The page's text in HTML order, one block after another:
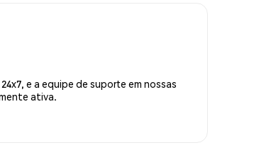
e a equipe de suporte em nossas
ativa.